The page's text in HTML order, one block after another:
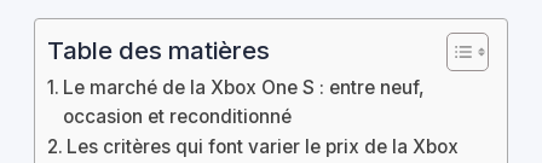
Table des matières
Le marché de la Xbox One S : entre neuf,
occasion et reconditionné
Les critères qui font varier le prix de la Xbox